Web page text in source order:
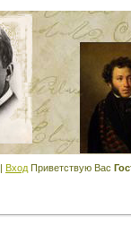
| Вход Приветствую Вас